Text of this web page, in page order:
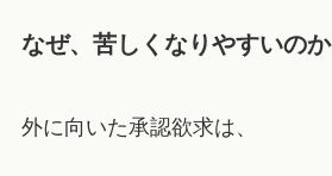
なぜ、苦しくなりやすいのか
外に向いた承認欲求は、